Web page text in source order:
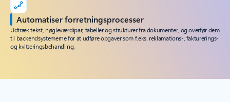
Automatiser forretningsprocesser
Udtræk tekst, nøgleværdipar, tabeller og strukturer fra dokumenter, og overfør dem
til backendsystemerne for at udføre opgaver som f.eks. reklamations-, fakturerings-
og kvitteringsbehandling.